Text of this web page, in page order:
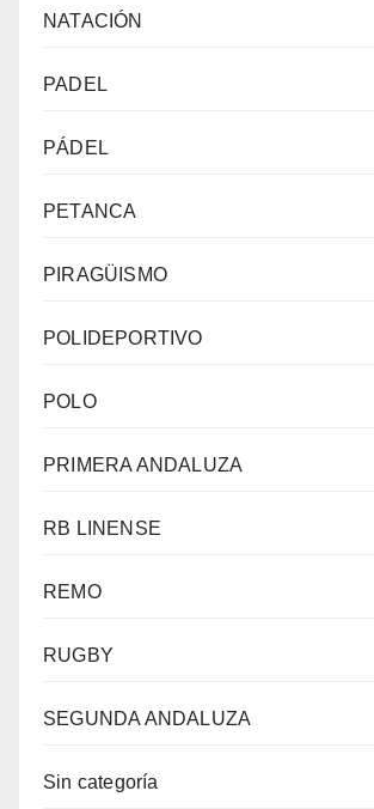
NATACIÓN
PADEL
PÁDEL
PETANCA
PIRAGÜISMO
POLIDEPORTIVO
POLO
PRIMERA ANDALUZA
RB LINENSE
REMO
RUGBY
SEGUNDA ANDALUZA
Sin categoría